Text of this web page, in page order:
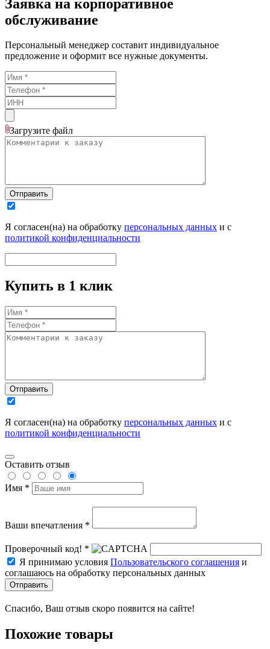
Заявка на корпоративное
обслуживание
Персональный менеджер составит индивидуальное
предложение и оформит все нужные документы.
Загрузите файл
Отправить
Я согласен(на) на обработку персональных данных и с
политикой конфиденциальности
Купить в 1 клик
Отправить
Я согласен(на) на обработку персональных данных и с
политикой конфиденциальности
Оставить отзыв
Имя *
Ваши впечатления *
Проверочный код! *
Я принимаю условия Пользовательского соглашения и
соглашаюсь на обработку персональных данных
Отправить
Спасибо, Ваш отзыв скоро появится на сайте!
Похожие товары